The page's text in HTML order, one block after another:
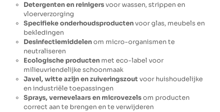
Detergenten en reinigersvoor wassen, strippen en
vloerverzorging
Specifieke onderhoudsproductenvoor glas, meubels en
bekledingen
Desinfectiemiddelenom micro-organismen te
neutraliseren
Ecologische producten met eco-label voor
milieuvriendelijke schoonmaak
Javel, witte azijn en zuiveringszoutvoor huishoudelijke
en industriële toepassingen
Sprays, vernevelaars en microvezelsom producten
correct aan te brengen en te verwijderen